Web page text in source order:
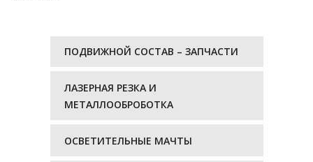
ПОДВИЖНОЙ СОСТАВ – ЗАПЧАСТИ
ЛАЗЕРНАЯ РЕЗКА И
МЕТАЛЛООБРОБОТКА
ОСВЕТИТЕЛЬНЫЕ МАЧТЫ